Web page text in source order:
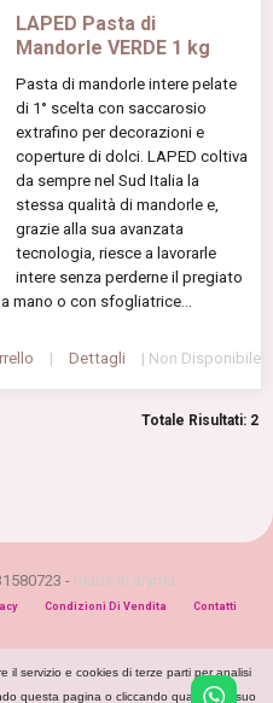
LAPED Pasta di
Mandorle VERDE 1 kg
Pasta di mandorle intere pelate
di 1° scelta con saccarosio
extrafino per decorazioni e
coperture di dolci. LAPED coltiva
da sempre nel Sud Italia la
stessa qualità di mandorle e,
grazie alla sua avanzata
tecnologia, riesce a lavorarle
intere senza perderne il pregiato
mano o con sfogliatrice...
| Dettagli | Non Disponibile
Totale Risultati: 2
- made in aryma
Condizioni Di Vendita Contatti
il servizio e cookies di terze parti per analisi
questa pagina o cliccando qualunque suo